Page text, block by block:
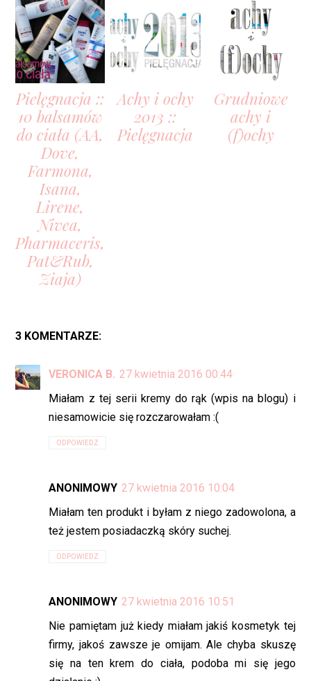
Pielęgnacja ::
10 balsamów
do ciała (AA,
Dove,
Farmona,
Isana,
Lirene,
Nivea,
Pharmaceris,
Pat&Rub,
Ziaja)
Achy i ochy
2013 ::
Pielęgnacja
Grudniowe
achy i
(f)ochy
3 KOMENTARZE:
VERONICA B. 27 kwietnia 2016 00:44
Miałam z tej serii kremy do rąk (wpis na blogu) i
niesamowicie się rozczarowałam :(
ODPOWIEDZ
ANONIMOWY 27 kwietnia 2016 10:04
Miałam ten produkt i byłam z niego zadowolona, a
też jestem posiadaczką skóry suchej.
ODPOWIEDZ
ANONIMOWY 27 kwietnia 2016 10:51
Nie pamiętam już kiedy miałam jakiś kosmetyk tej
firmy, jakoś zawsze je omijam. Ale chyba skuszę
się na ten krem do ciała, podoba mi się jego